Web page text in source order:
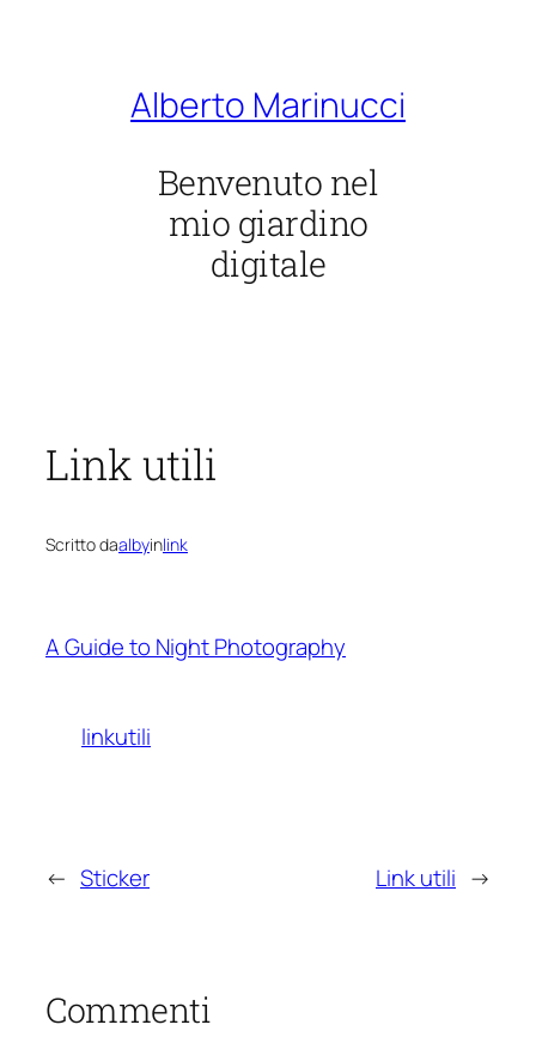
Alberto Marinucci
Benvenuto nel
mio giardino
digitale
Link utili
Scritto daalbyinlink
A Guide to Night Photography
linkutili
← Sticker Link utili →
Commenti